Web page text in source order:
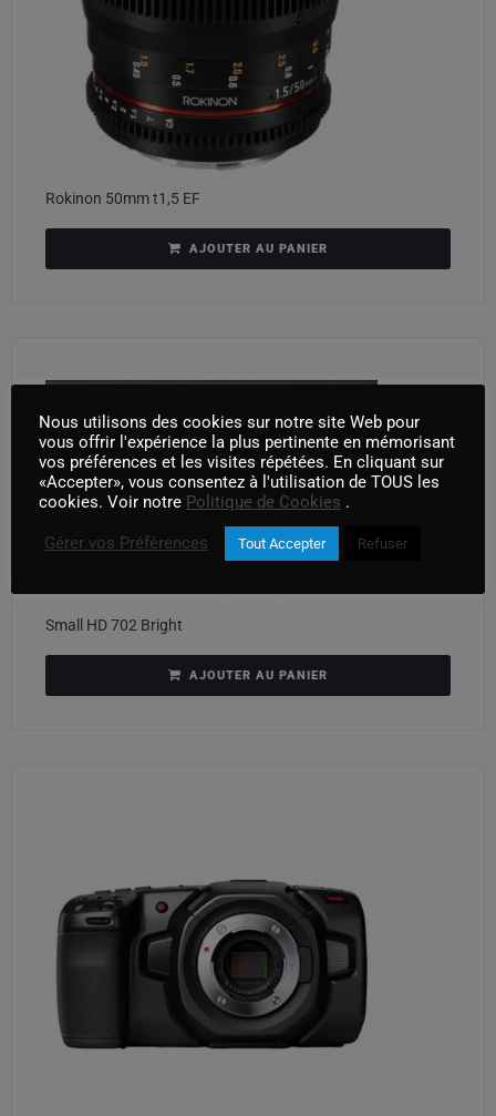
Rokinon 50mm t1,5 EF
AJOUTER AU PANIER
Small HD 702 Bright
AJOUTER AU PANIER
Nous utilisons des cookies sur notre site Web pour
vous offrir l'expérience la plus pertinente en mémorisant
vos préférences et les visites répétées. En cliquant sur
«Accepter», vous consentez à l'utilisation de TOUS les
cookies. Voir notre Politique de Cookies .
Gérer vos Préférences Tout Accepter Refuser